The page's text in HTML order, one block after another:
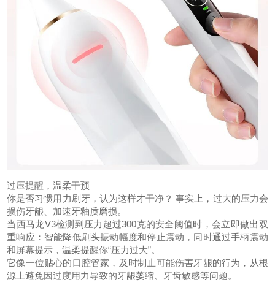
过压提醒，温柔干预
你是否习惯用力刷牙，认为这样才干净？ 事实上，过大的压力会
损伤牙龈、加速牙釉质磨损。
当西马龙V3检测到压力超过300克的安全阈值时，会立即做出双
重响应：智能降低刷头振动幅度和停止震动，同时通过手柄震动
和屏幕提示，温柔提醒你“压力过大”。
它像一位贴心的口腔管家，及时制止可能伤害牙龈的行为，从根
源上避免因过度用力导致的牙龈萎缩、牙齿敏感等问题。